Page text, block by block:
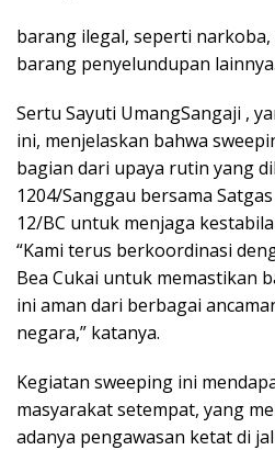
barang ilegal, seperti
barang penyelundupan lainnya.
Sertu Sayuti UmangSangaji ,
ini, menjelaskan bahwa
bagian dari upaya rutin yang
1204/Sanggau bersama
12/BC untuk menjaga
“Kami terus berkoordinasi
Bea Cukai untuk memastikan
ini aman dari berbagai
negara,” katanya.
Kegiatan sweeping ini
masyarakat setempat, yang
adanya pengawasan ketat di